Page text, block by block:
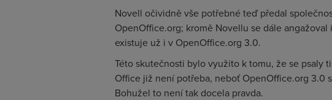
Novell očividně vše potřebné teď předal
OpenOffice.org; kromě Novellu se dále
existuje už i v OpenOffice.org 3.0.
Této skutečnosti bylo využito k tomu, že se psaly
Office již není potřeba, neboť OpenOffice.org 3.0
Bohužel to není tak docela pravda.